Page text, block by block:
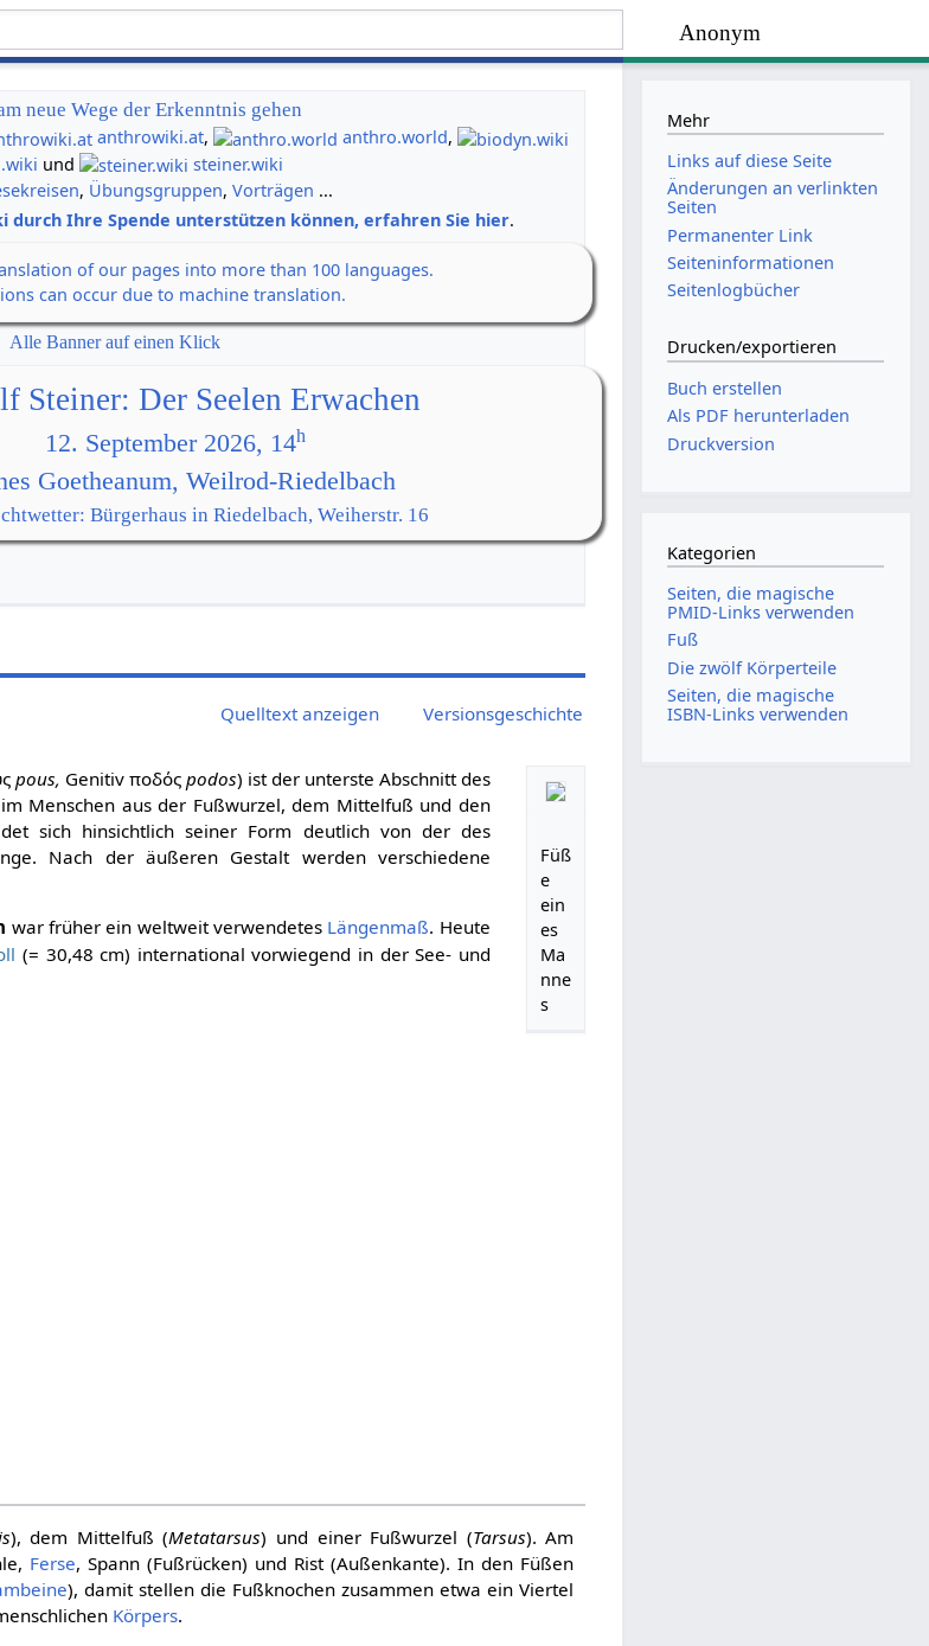
Anonym
neue Wege der Erkenntnis gehen
anthrowiki.at, anthro.world,
und
steiner.wiki
, Übungsgruppen,Vorträgen ...
durch Ihre Spende unterstützen können, erfahren Sie hier.
of our pages into more than 100 languages.
can occur due to machine translation.
Alle Banner auf einen Klick
Steiner: Der Seelen Erwachen
12. September 2026, 14h
Goetheanum, Weilrod-Riedelbach
Bürgerhaus in Riedelbach, Weiherstr. 16
Quelltext anzeigen Versionsgeschichte
Füß
e
ein
es
Ma
nne
s
pous, Genitiv ποδός podos) ist der unterste Abschnitt des
Menschen aus der Fußwurzel, dem Mittelfuß und den
sich hinsichtlich seiner Form deutlich von der des
Nach der äußeren Gestalt werden verschiedene
war früher ein weltweit verwendetes Längenmaß. Heute
(= 30,48 cm) international vorwiegend in der See- und
), dem Mittelfuß (Metatarsus) und einer Fußwurzel (Tarsus). Am
Ferse, Spann (Fußrücken) und Rist (Außenkante). In den Füßen
), damit stellen die Fußknochen zusammen etwa ein Viertel
Körpers.
Mehr
Links auf diese Seite
Änderungen an verlinkten
Seiten
Permanenter Link
Seiten­­informationen
Seitenlogbücher
Drucken/­exportieren
Buch erstellen
Als PDF herunterladen
Druckversion
Kategorien
Seiten, die magische
PMID-Links verwenden
Fuß
Die zwölf Körperteile
Seiten, die magische
ISBN-Links verwenden